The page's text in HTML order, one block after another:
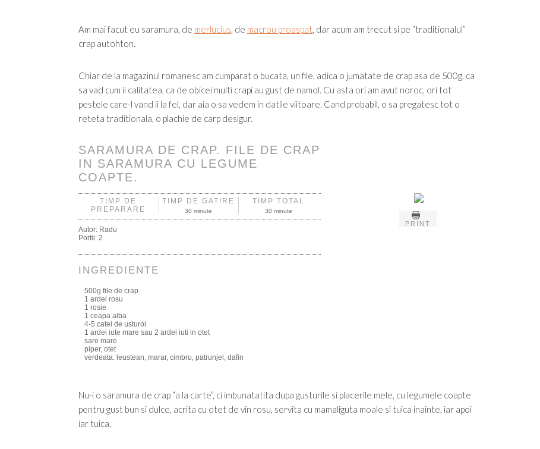
Am mai facut eu saramura, de merlucius, de macrou proaspat, dar acum am trecut si pe “traditionalul”
crap autohton.
Chiar de la magazinul romanesc am cumparat o bucata, un file, adica o jumatate de crap asa de 500g, ca
sa vad cum ii calitatea, ca de obicei multi crapi au gust de namol. Cu asta ori am avut noroc, ori tot
pestele care-l vand ii la fel, dar aia o sa vedem in datile viitoare. Cand probabil, o sa pregatesc tot o
reteta traditionala, o plachie de carp desigur.
SARAMURA DE CRAP. FILE DE CRAP
IN SARAMURA CU LEGUME
COAPTE.
PRINT
TIMP DE
PREPARARE
TIMP DE GATIRE
30 minute
TIMP TOTAL
30 minute
Autor: Radu
Portii: 2
INGREDIENTE
500g file de crap
1 ardei rosu
1 rosie
1 ceapa alba
4-5 catei de usturoi
1 ardei iute mare sau 2 ardei iuti in otet
sare mare
piper, otet
verdeata: leustean, marar, cimbru, patrunjel, dafin
Nu-i o saramura de crap “a la carte”, ci imbunatatita dupa gusturile si placerile mele, cu legumele coapte
pentru gust bun si dulce, acrita cu otet de vin rosu, servita cu mamaliguta moale si tuica inainte, iar apoi
iar tuica.